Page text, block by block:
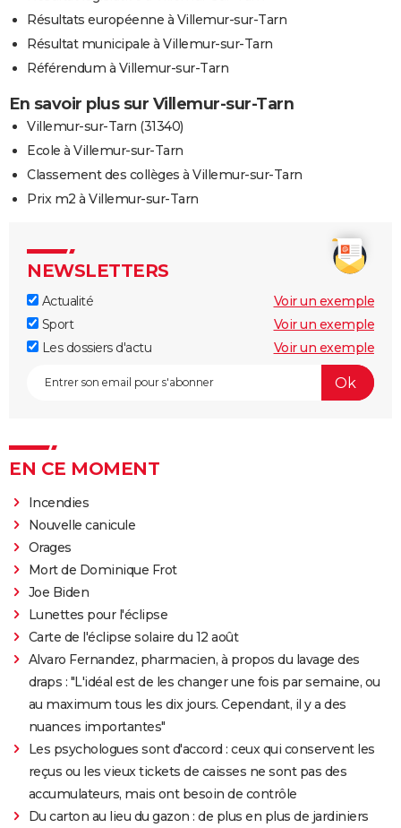
Résultats européenne à Villemur-sur-Tarn
Résultat municipale à Villemur-sur-Tarn
Référendum à Villemur-sur-Tarn
En savoir plus sur Villemur-sur-Tarn
Villemur-sur-Tarn (31340)
Ecole à Villemur-sur-Tarn
Classement des collèges à Villemur-sur-Tarn
Prix m2 à Villemur-sur-Tarn
NEWSLETTERS
Actualité
Voir un exemple
Sport
Voir un exemple
Les dossiers d'actu
Voir un exemple
EN CE MOMENT
Incendies
Nouvelle canicule
Orages
Mort de Dominique Frot
Joe Biden
Lunettes pour l'éclipse
Carte de l'éclipse solaire du 12 août
Alvaro Fernandez, pharmacien, à propos du lavage des
draps : "L'idéal est de les changer une fois par semaine, ou
au maximum tous les dix jours. Cependant, il y a des
nuances importantes"
Les psychologues sont d'accord : ceux qui conservent les
reçus ou les vieux tickets de caisses ne sont pas des
accumulateurs, mais ont besoin de contrôle
Du carton au lieu du gazon : de plus en plus de jardiniers